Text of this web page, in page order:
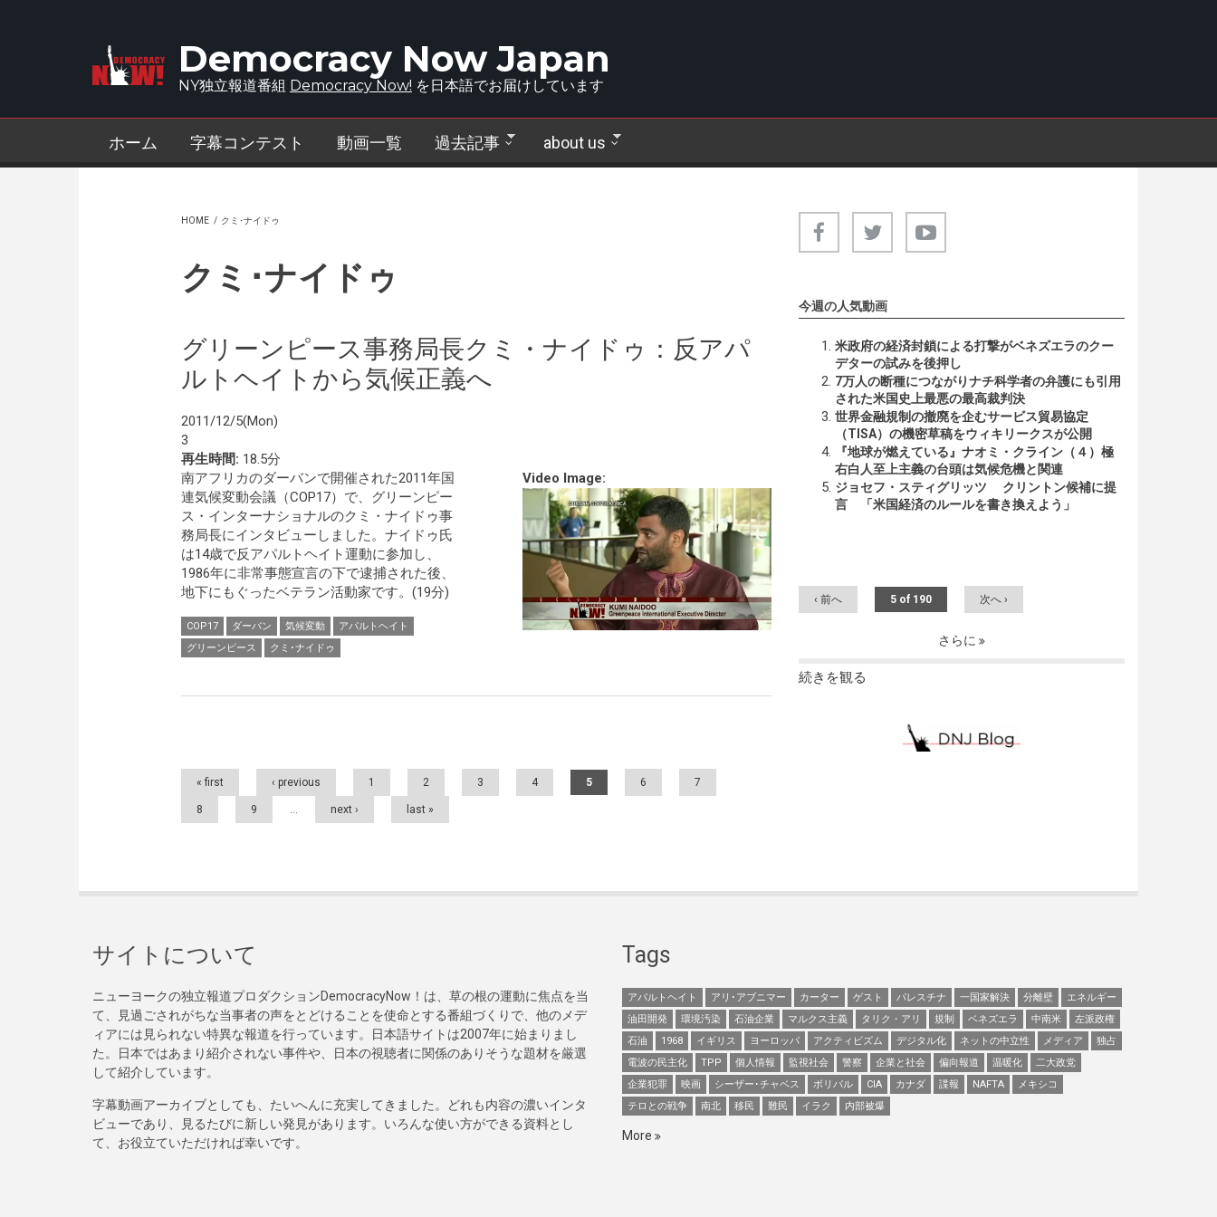
Democracy Now Japan
NY独立報道番組 Democracy Now! を日本語でお届けしています
ホーム 字幕コンテスト 動画一覧 過去記事 about us
HOME / クミ･ナイドゥ
クミ･ナイドゥ
グリーンピース事務局長クミ・ナイドゥ：反アパ
ルトヘイトから気候正義へ
2011/12/5(Mon)
3
再生時間: 18.5分
Video Image:
南アフリカのダーバンで開催された2011年国
連気候変動会議（COP17）で、グリーンピー
ス・インターナショナルのクミ・ナイドゥ事
務局長にインタビューしました。ナイドゥ氏
は14歳で反アパルトヘイト運動に参加し、
1986年に非常事態宣言の下で逮捕された後、
地下にもぐったベテラン活動家です。(19分)
COP17 ダーバン 気候変動
アパルトヘイト
グリーンピース
クミ･ナイドゥ
Pages
« first ‹ previous 1 2 3 4 5 6 7
8 9 … next › last »
今週の人気動画
米政府の経済封鎖による打撃がベネズエラのクー
デターの試みを後押し
7万人の断種につながりナチ科学者の弁護にも引用
された米国史上最悪の最高裁判決
世界金融規制の撤廃を企むサービス貿易協定
（TISA）の機密草稿をウィキリークスが公開
『地球が燃えている』ナオミ・クライン（４）極
右白人至上主義の台頭は気候危機と関連
ジョセフ・スティグリッツ クリントン候補に提
言 「米国経済のルールを書き換えよう」
‹ 前へ 5 of 190 次へ ›
さらに
続きを観る
サイトについて
ニューヨークの独立報道プロダクションDemocracyNow！は、草の根の運動に焦点を当
て、見過ごされがちな当事者の声をとどけることを使命とする番組づくりで、他のメデ
ィアには見られない特異な報道を行っています。日本語サイトは2007年に始まりまし
た。日本ではあまり紹介されない事件や、日本の視聴者に関係のありそうな題材を厳選
して紹介しています。
字幕動画アーカイブとしても、たいへんに充実してきました。どれも内容の濃いインタ
ビューであり、見るたびに新しい発見があります。いろんな使い方ができる資料とし
て、お役立ていただければ幸いです。
Tags
アパルトヘイト アリ･アブニマー カーター ゲスト パレスチナ 一国家解決 分離壁
エネルギー
油田開発
環境汚染 石油企業 マルクス主義 タリク・アリ 規制 ベネズエラ 中南米
左派政権
石油
1968 イギリス ヨーロッパ アクティビズム デジタル化 ネットの中立性 メディア
独占
電波の民主化
TPP 個人情報 監視社会 警察 企業と社会 偏向報道 温暖化
二大政党
企業犯罪
映画 シーザー･チャベス ボリバル CIA カナダ 諜報 NAFTA
メキシコ
テロとの戦争
南北 移民 難民 イラク 内部被爆
More